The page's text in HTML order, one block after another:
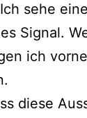
sehe
Signal.
ich
diese